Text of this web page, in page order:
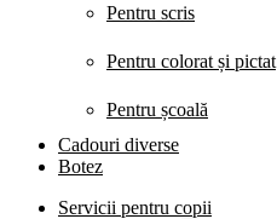
Pentru scris
Pentru colorat și pictat
Pentru școală
Cadouri diverse
Botez
Servicii pentru copii